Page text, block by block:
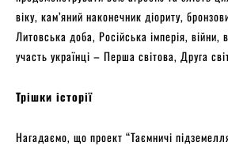
віку, кам’яний наконечник діориту,
Литовська доба, Російська імперія, війни,
участь українці – Перша світова, Друга
Трішки історії
Нагадаємо, що проект “Таємничі